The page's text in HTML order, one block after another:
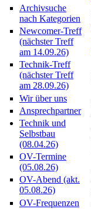
Archivsuche
nach Kategorien
Newcomer-Treff
(nächster Treff
am 14.09.26)
Technik-Treff
(nächster Treff
am 28.09.26)
Wir über uns
Ansprechpartner
Technik und
Selbstbau
(08.04.26)
OV-Termine
(05.08.26)
OV-Abend (akt.
05.08.26)
OV-Frequenzen